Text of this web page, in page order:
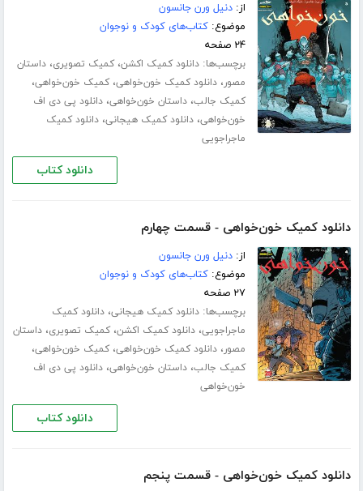
از:دنیل ورن جانسون
موضوع:کتاب‌های کودک و نوجوان
۲۴ صفحه
برچسب‌ها:دانلود کمیک اکشن،کمیک تصویری،داستان
مصور،دانلود کمیک خون‌خواهی،کمیک خون‌خواهی،
کمیک جالب،داستان خون‌خواهی،دانلود پی دی اف
خون‌خواهی،دانلود کمیک هیجانی،دانلود کمیک
ماجراجویی
دانلود کتاب
دانلود کمیک خون‌خواهی - قسمت چهارم
از:دنیل ورن جانسون
موضوع:کتاب‌های کودک و نوجوان
۲۷ صفحه
برچسب‌ها:دانلود کمیک هیجانی،دانلود کمیک
ماجراجویی،دانلود کمیک اکشن،کمیک تصویری،داستان
مصور،دانلود کمیک خون‌خواهی،کمیک خون‌خواهی،
کمیک جالب،داستان خون‌خواهی،دانلود پی دی اف
خون‌خواهی
دانلود کتاب
دانلود کمیک خون‌خواهی - قسمت پنجم